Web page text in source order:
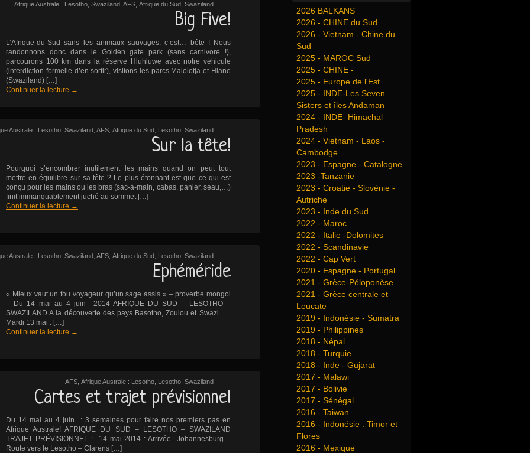
Big Five!
Afrique Australe : Lesotho, Swaziland, AFS Afrique du Sud Swaziland
L’Afrique-du-Sud sans les animaux sauvages, c’est… bête ! Nous
randonnons donc dans le Golden gate park (sans carnivore !),
parcourons 100 km dans la réserve Hluhluwe avec notre véhicule
(interdiction formelle d’en sortir), visitons les parcs Malolotja et Hlane
(Swaziland) […]
Continuer la lecture →
Sur la tête!
Australe : Lesotho, Swaziland, AFS Afrique du Sud Lesotho Swaziland
Pourquoi s’encombrer inutilement les mains quand on peut tout
mettre en équilibre sur sa tête ? Le plus étonnant est que ce qui est
conçu pour les mains ou les bras (sac-à-main, cabas, panier, seau,…)
finit immanquablement juché au sommet […]
Continuer la lecture →
Ephéméride
Australe : Lesotho, Swaziland, AFS Afrique du Sud Lesotho Swaziland
« Mieux vaut un fou voyageur qu’un sage assis » – proverbe mongol
– Du 14 mai au 4 juin 2014 AFRIQUE DU SUD – LESOTHO –
SWAZILAND A la découverte des pays Basotho, Zoulou et Swazi …
Mardi 13 mai : […]
Continuer la lecture →
Cartes et trajet prévisionnel
AFS Afrique Australe : Lesotho Lesotho Swaziland
Du 14 mai au 4 juin : 3 semaines pour faire nos premiers pas en
Afrique Australe! AFRIQUE DU SUD – LESOTHO – SWAZILAND
TRAJET PRÉVISIONNEL : 14 mai 2014 : Arrivée Johannesburg –
Route vers le Lesotho – Clarens […]
2026 BALKANS
2026 - CHINE du Sud
2026 - Vietnam - Chine du
Sud
2025 - MAROC Sud
2025 - CHINE -
2025 - Europe de l'Est
2025 - INDE-Les Seven
Sisters et îles Andaman
2024 - INDE- Himachal
Pradesh
2024 - Vietnam - Laos -
Cambodge
2023 - Espagne - Catalogne
2023 -Tanzanie
2023 - Croatie - Slovénie -
Autriche
2023 - Inde du Sud
2022 - Maroc
2022 - Italie -Dolomites
2022 - Scandinavie
2022 - Cap Vert
2020 - Espagne - Portugal
2021 - Grèce-Péloponèse
2021 - Grèce centrale et
Leucate
2019 - Indonésie - Sumatra
2019 - Philippines
2018 - Népal
2018 - Turquie
2018 - Inde - Gujarat
2017 - Malawi
2017 - Bolivie
2017 - Sénégal
2016 - Taiwan
2016 - Indonésie : Timor et
Flores
2016 - Mexique